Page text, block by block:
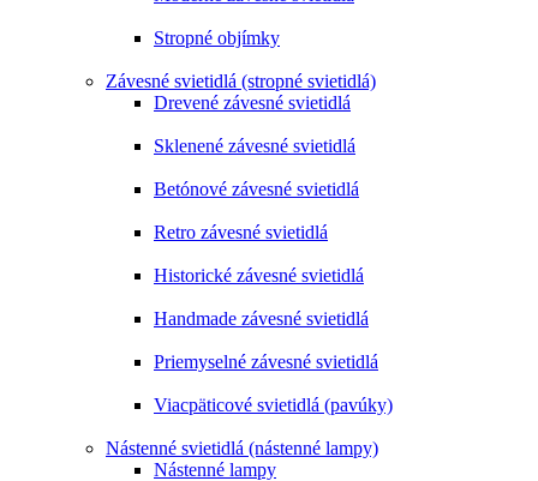
Stropné objímky
Závesné svietidlá (stropné svietidlá)
Drevené závesné svietidlá
Sklenené závesné svietidlá
Betónové závesné svietidlá
Retro závesné svietidlá
Historické závesné svietidlá
Handmade závesné svietidlá
Priemyselné závesné svietidlá
Viacpäticové svietidlá (pavúky)
Nástenné svietidlá (nástenné lampy)
Nástenné lampy